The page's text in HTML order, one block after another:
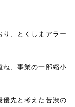
、とくしまアラー
ね、事業の一部縮小
優先と考えた苦渋の